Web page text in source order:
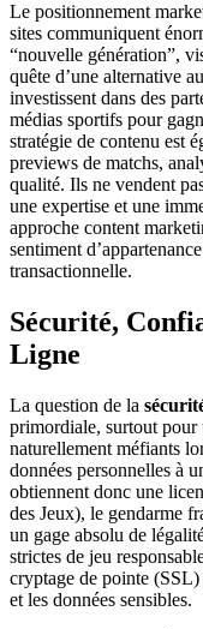
Le positionnement
sites communiquent
“nouvelle génération”,
quête d’une alternative
investissent dans des
médias sportifs pour
stratégie de contenu est
previews de matchs,
qualité. Ils ne vendent
une expertise et une
approche content
sentiment
transactionnelle.
Sécurité,
Ligne
La question de la
primordiale, surtout pour
naturellement méfiants
données personnelles à
obtiennent donc une
des Jeux), le gendarme
un gage absolu de
strictes de jeu
cryptage de pointe
et les données sensibles.